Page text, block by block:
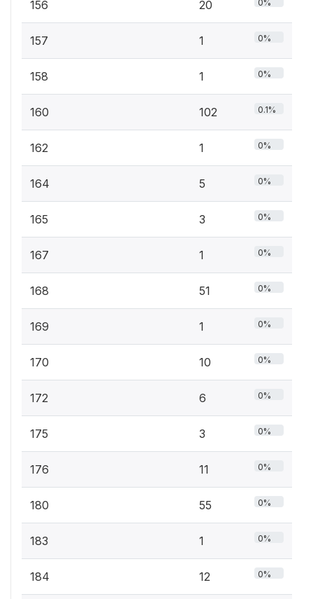
156 20 0%
157 1 0%
158 1 0%
160 102 0.1%
162 1 0%
164 5 0%
165 3 0%
167 1 0%
168 51 0%
169 1 0%
170 10 0%
172 6 0%
175 3 0%
176 11 0%
180 55 0%
183 1 0%
184 12 0%